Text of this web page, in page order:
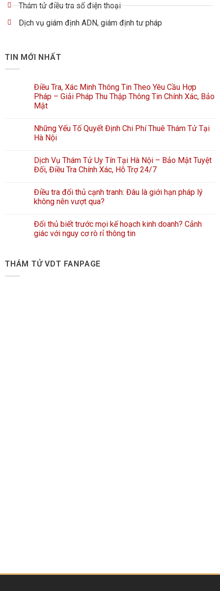
Thám tử điều tra số điện thoại
Dịch vụ giám định ADN, giám định tư pháp
TIN MỚI NHẤT
Điều Tra, Xác Minh Thông Tin Theo Yêu Cầu Hợp
Pháp – Giải Pháp Thu Thập Thông Tin Chính Xác, Bảo
Mật
Những Yếu Tố Quyết Định Chi Phí Thuê Thám Tử Tại
Hà Nội
Dịch Vụ Thám Tử Uy Tín Tại Hà Nội – Bảo Mật Tuyệt
Đối, Điều Tra Chính Xác, Hỗ Trợ 24/7
Điều tra đối thủ cạnh tranh: Đâu là giới hạn pháp lý
không nên vượt qua?
Đối thủ biết trước mọi kế hoạch kinh doanh? Cảnh
giác với nguy cơ rò rỉ thông tin
THÁM TỬ VDT FANPAGE